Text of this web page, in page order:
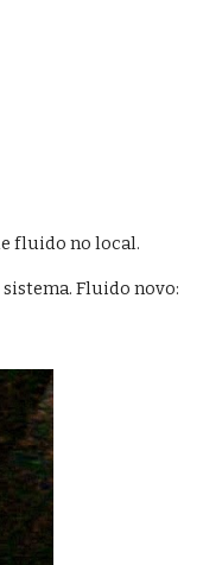
fluido no local.
Fluido novo: